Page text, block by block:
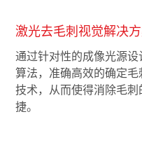
激光去毛刺视觉解决
通过针对性的成像光源
算法，准确高效的确定
技术，从而使得消除毛
捷。